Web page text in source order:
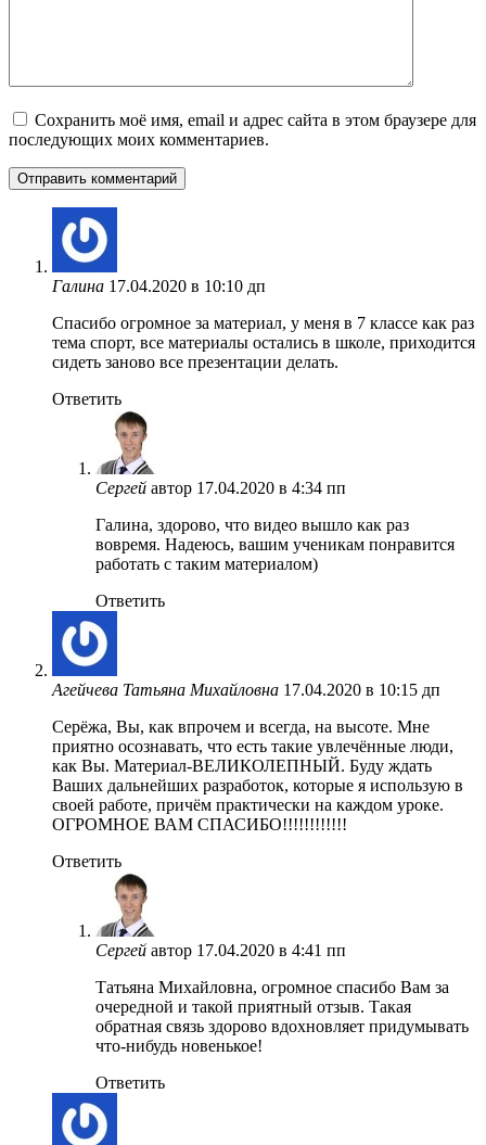
Сохранить моё имя, email и адрес сайта в этом браузере для
последующих моих комментариев.
Галина 17.04.2020 в 10:10 дп
Спасибо огромное за материал, у меня в 7 классе как раз
тема спорт, все материалы остались в школе, приходится
сидеть заново все презентации делать.
Ответить
Сергей автор 17.04.2020 в 4:34 пп
Галина, здорово, что видео вышло как раз
вовремя. Надеюсь, вашим ученикам понравится
работать с таким материалом)
Ответить
Агейчева Татьяна Михайловна 17.04.2020 в 10:15 дп
Серёжа, Вы, как впрочем и всегда, на высоте. Мне
приятно осознавать, что есть такие увлечённые люди,
как Вы. Материал-ВЕЛИКОЛЕПНЫЙ. Буду ждать
Ваших дальнейших разработок, которые я использую в
своей работе, причём практически на каждом уроке.
ОГРОМНОЕ ВАМ СПАСИБО!!!!!!!!!!!!
Ответить
Сергей автор 17.04.2020 в 4:41 пп
Татьяна Михайловна, огромное спасибо Вам за
очередной и такой приятный отзыв. Такая
обратная связь здорово вдохновляет придумывать
что-нибудь новенькое!
Ответить